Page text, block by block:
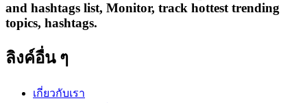
and hashtags list, Monitor, track hottest trending
topics, hashtags.
ลิงค์อื่น ๆ
เกี่ยวกับเรา